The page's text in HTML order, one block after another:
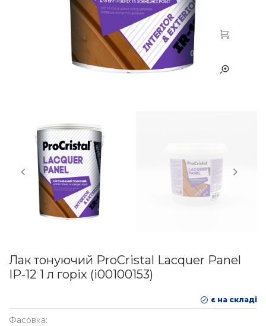
Лак тонуючий ProCristal Lacquer Panel
IР-12 1 л горіх (i00100153)
є на складі
Фасовка: